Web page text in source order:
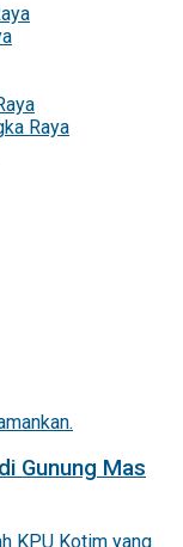
Raya
Gunung Mas